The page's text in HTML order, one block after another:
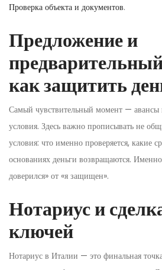
Проверка объекта и документов.
Предложение и
как защитить
Самый чувствительный момент — авансы
условия. Здесь важно прописывать не
условия: что именно проверяется, какие
основаниях деньги возвращаются. Именно
доверился» от «я защищен».
Нотариус и
ключей
Нотариус в Италии — это финальная